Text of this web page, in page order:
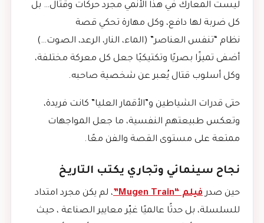
ليست المعارك في هذا الأنمي مجرد حركات وقتال… بل
كل ضربة لها دافع، وكل مهارة تحكي قصة
نظام “تنفس العناصر” (الماء، النار، الرعد، الصوت…)
أضفى تميزًا بصريًا وتكتيكيًا جعل كل معركة مختلفة،
وكل أسلوب قتال يُعبر عن شخصية صاحبه.
حتى قدرات الشياطين و”الأقمار العليا” كانت فريدة،
وتعكس طبيعتهم النفسية، ما جعل المواجهات
ممتعة على مستوى القصة والفن معًا.
نجاح سينمائي وتجاري يكتب التاريخ
حين صدر فيلم “Mugen Train”
، لم يكن مجرد امتداد
للسلسلة، بل حدثًا عالميًا غيّر معايير الصناعة ، حيث